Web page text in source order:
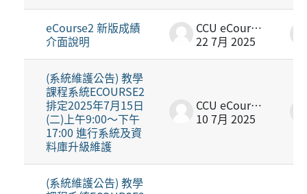
eCourse2 新版成績
介面說明
CCU eCourse2
22 7月 2025
(系統維護公告) 教學
課程系統ECOURSE2
排定2025年7月15日
(二)上午9:00～下午
17:00 進行系統及資
料庫升級維護
CCU eCourse2
10 7月 2025
(系統維護公告) 教學